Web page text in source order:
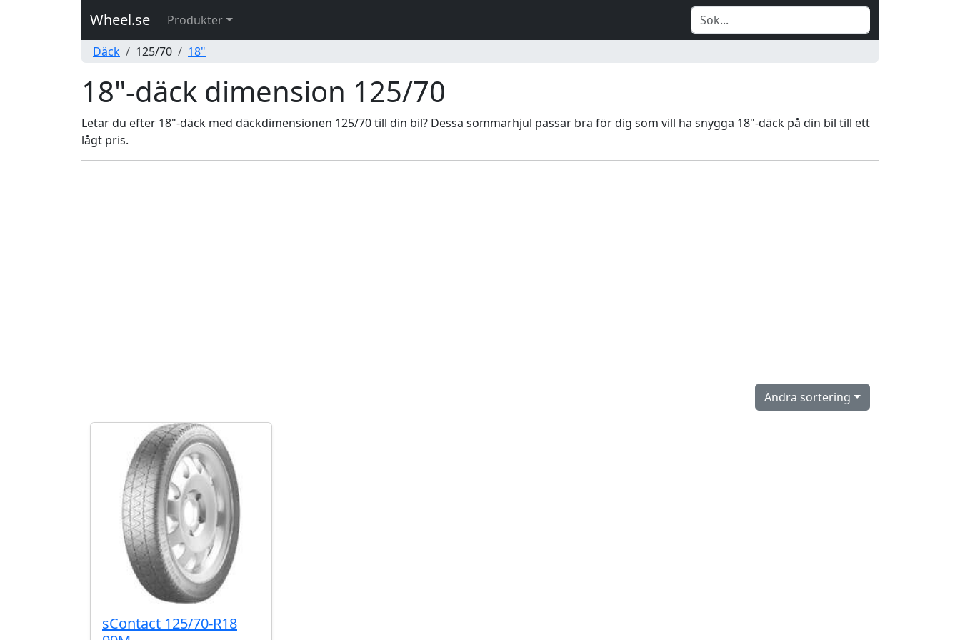
Wheel.se
Produkter
Däck
125/70 18"
18"-däck dimension 125/70
Letar du efter 18"-däck med däckdimensionen 125/70 till din bil? Dessa sommarhjul passar bra för dig som vill ha snygga 18"-däck på din bil till ett
lågt pris.
Ändra sortering
sContact 125/70-R18